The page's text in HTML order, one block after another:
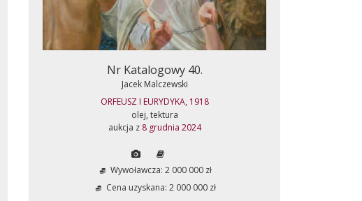
Nr Katalogowy 40.
Jacek Malczewski
ORFEUSZ I EURYDYKA, 1918
olej, tektura
aukcja z 8 grudnia 2024
Wywoławcza: 2 000 000 zł
Cena uzyskana: 2 000 000 zł